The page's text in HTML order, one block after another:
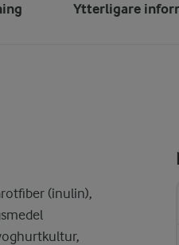
Ytterligare
(inulin),